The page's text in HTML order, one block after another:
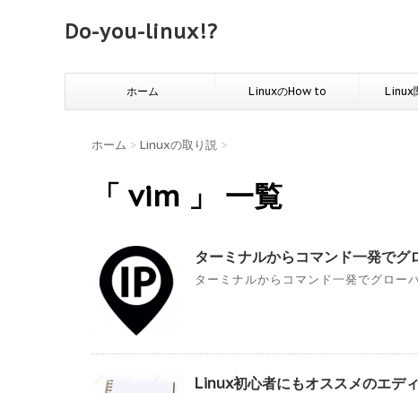
Do-you-linux!?
ホーム LinuxのHow to Linux
ホーム > Linuxの取り説 >
「 vim 」 一覧
ターミナルからコマンド一発で
ターミナルからコマンド一発でグロー
Linux初心者にもオススメのエデ